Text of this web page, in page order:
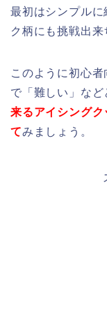
最初はシンプル
ク柄にも挑戦出来
このように初心
で「難しい」など
来るアイシング
てみましょう。